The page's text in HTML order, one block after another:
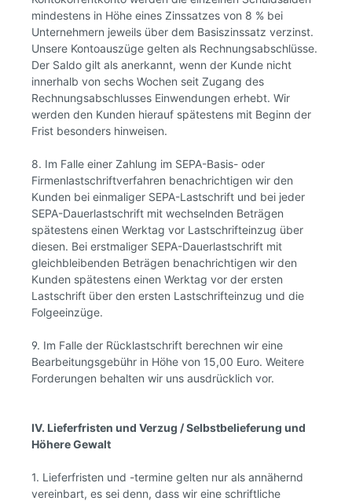
mindestens in Höhe eines Zinssatzes von 8 % bei
Unternehmern jeweils über dem Basiszinssatz verzinst.
Unsere Kontoauszüge gelten als Rechnungsabschlüsse.
Der Saldo gilt als anerkannt, wenn der Kunde nicht
innerhalb von sechs Wochen seit Zugang des
Rechnungsabschlusses Einwendungen erhebt. Wir
werden den Kunden hierauf spätestens mit Beginn der
Frist besonders hinweisen.
8. Im Falle einer Zahlung im SEPA-Basis- oder
Firmenlastschriftverfahren benachrichtigen wir den
Kunden bei einmaliger SEPA-Lastschrift und bei jeder
SEPA-Dauerlastschrift mit wechselnden Beträgen
spätestens einen Werktag vor Lastschrifteinzug über
diesen. Bei erstmaliger SEPA-Dauerlastschrift mit
gleichbleibenden Beträgen benachrichtigen wir den
Kunden spätestens einen Werktag vor der ersten
Lastschrift über den ersten Lastschrifteinzug und die
Folgeeinzüge.
9. Im Falle der Rücklastschrift berechnen wir eine
Bearbeitungsgebühr in Höhe von 15,00 Euro. Weitere
Forderungen behalten wir uns ausdrücklich vor.
IV. Lieferfristen und Verzug / Selbstbelieferung und
Höhere Gewalt
1. Lieferfristen und -termine gelten nur als annähernd
vereinbart, es sei denn, dass wir eine schriftliche